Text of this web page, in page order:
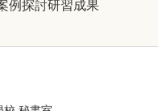
例探討研習成果